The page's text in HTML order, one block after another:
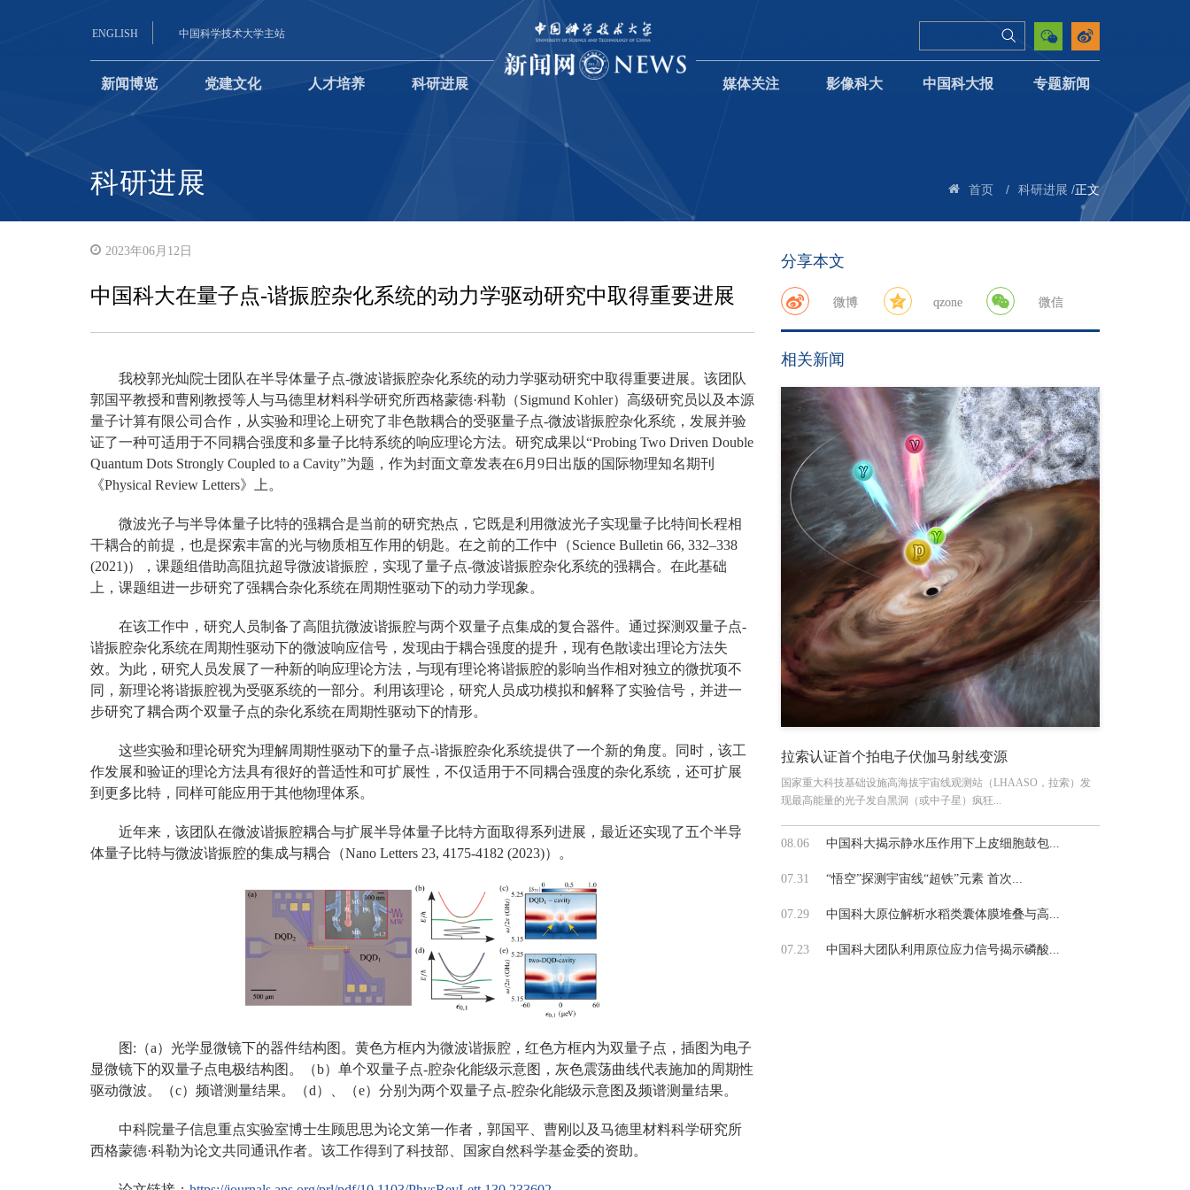
ENGLISH 中国科学技术大学主站
新闻博览 党建文化 人才培养 科研进展 媒体关注 影像科大 中国科大报 专题新闻
科研进展 首页 / 科研进展 /正文
2023年06月12日
中国科大在量子点-谐振腔杂化系统的动力学驱动研究中取得重要进展
我校郭光灿院士团队在半导体量子点-微波谐振腔杂化系统的动力学驱动研究中取得重要进展。该团队
郭国平教授和曹刚教授等人与马德里材料科学研究所西格蒙德·科勒（Sigmund Kohler）高级研究员以及本源
量子计算有限公司合作，从实验和理论上研究了非色散耦合的受驱量子点-微波谐振腔杂化系统，发展并验
证了一种可适用于不同耦合强度和多量子比特系统的响应理论方法。研究成果以“Probing Two Driven Double
Quantum Dots Strongly Coupled to a Cavity”为题，作为封面文章发表在6月9日出版的国际物理知名期刊
《Physical Review Letters》上。
微波光子与半导体量子比特的强耦合是当前的研究热点，它既是利用微波光子实现量子比特间长程相
干耦合的前提，也是探索丰富的光与物质相互作用的钥匙。在之前的工作中（Science Bulletin 66, 332–338
(2021)），课题组借助高阻抗超导微波谐振腔，实现了量子点-微波谐振腔杂化系统的强耦合。在此基础
上，课题组进一步研究了强耦合杂化系统在周期性驱动下的动力学现象。
在该工作中，研究人员制备了高阻抗微波谐振腔与两个双量子点集成的复合器件。通过探测双量子点-
谐振腔杂化系统在周期性驱动下的微波响应信号，发现由于耦合强度的提升，现有色散读出理论方法失
效。为此，研究人员发展了一种新的响应理论方法，与现有理论将谐振腔的影响当作相对独立的微扰项不
同，新理论将谐振腔视为受驱系统的一部分。利用该理论，研究人员成功模拟和解释了实验信号，并进一
步研究了耦合两个双量子点的杂化系统在周期性驱动下的情形。
这些实验和理论研究为理解周期性驱动下的量子点-谐振腔杂化系统提供了一个新的角度。同时，该工
作发展和验证的理论方法具有很好的普适性和可扩展性，不仅适用于不同耦合强度的杂化系统，还可扩展
到更多比特，同样可能应用于其他物理体系。
近年来，该团队在微波谐振腔耦合与扩展半导体量子比特方面取得系列进展，最近还实现了五个半导
体量子比特与微波谐振腔的集成与耦合（Nano Letters 23, 4175-4182 (2023)）。
图:（a）光学显微镜下的器件结构图。黄色方框内为微波谐振腔，红色方框内为双量子点，插图为电子
显微镜下的双量子点电极结构图。（b）单个双量子点-腔杂化能级示意图，灰色震荡曲线代表施加的周期性
驱动微波。（c）频谱测量结果。（d）、（e）分别为两个双量子点-腔杂化能级示意图及频谱测量结果。
中科院量子信息重点实验室博士生顾思思为论文第一作者，郭国平、曹刚以及马德里材料科学研究所
西格蒙德·科勒为论文共同通讯作者。该工作得到了科技部、国家自然科学基金委的资助。
分享本文
微博 qzone 微信
相关新闻
拉索认证首个拍电子伏伽马射线变源
国家重大科技基础设施高海拔宇宙线观测站（LHAASO，拉索）发
现最高能量的光子发自黑洞（或中子星）疯狂...
08.06 中国科大揭示静水压作用下上皮细胞鼓包...
07.31 “悟空”探测宇宙线“超铁”元素 首次...
07.29 中国科大原位解析水稻类囊体膜堆叠与高...
07.23 中国科大团队利用原位应力信号揭示磷酸...